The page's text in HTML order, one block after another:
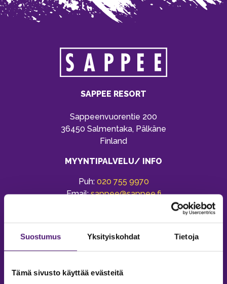
Suostumus Yksityiskohdat Tietoja
Tämä sivusto käyttää evästeitä
SAPPEE RESORT
Sappeenvuorentie 200
36450 Salmentaka, Pälkäne
Finland
MYYNTIPALVELU/ INFO
Puh: 020 755 9970
Email:sappee@sappee.fi